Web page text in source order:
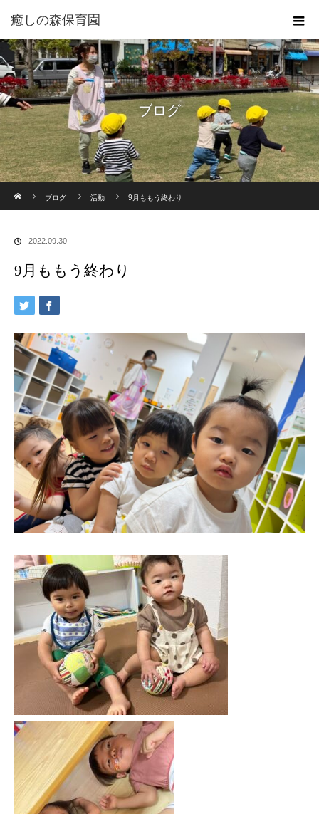
癒しの森保育園
ブログ
ブログ
活動 9月ももう終わり
2022.09.30
9月ももう終わり